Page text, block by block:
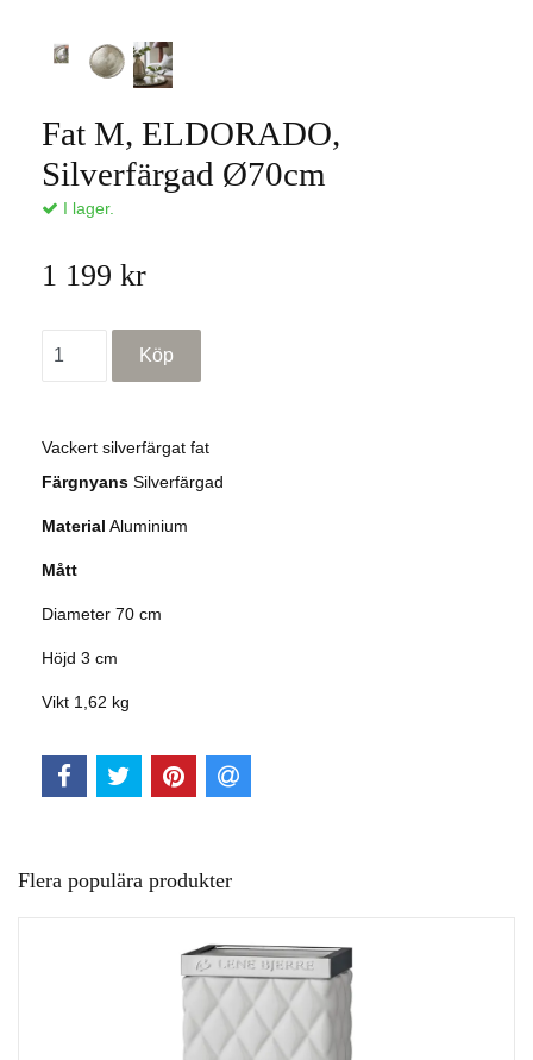
Fat M, ELDORADO,
Silverfärgad Ø70cm
I lager.
1 199 kr
Vackert silverfärgat fat
Färgnyans Silverfärgad
Material Aluminium
Mått
Diameter 70 cm
Höjd 3 cm
Vikt 1,62 kg
Flera populära produkter